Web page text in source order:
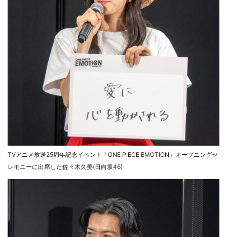
TVアニメ放送25周年記念イベント「ONE PIECE EMOTION」オープニングセ
レモニーに出席した佐々木久美(日向坂46)